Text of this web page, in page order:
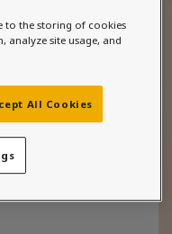
to the storing of cookies
analyze site usage, and
All Cookies